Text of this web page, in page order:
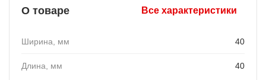
О товаре Все характеристики
Ширина, мм 40
Длина, мм 40